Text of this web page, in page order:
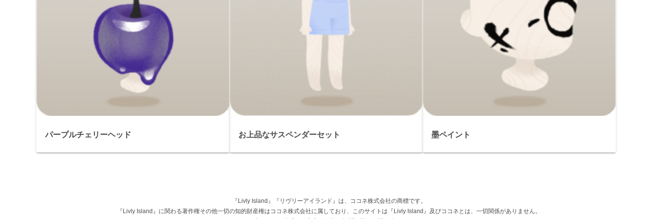
パープルチェリーヘッド お上品なサスペンダーセット 墨ペイント
『Livly Island』『リヴリーアイランド』は、ココネ株式会社の商標です。
『Livly Island』に関わる著作権その他一切の知的財産権はココネ株式会社に属しており、このサイトは『Livly Island』及びココネとは、一切関係がありません。